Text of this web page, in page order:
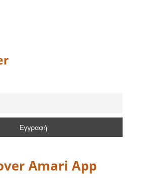
Amari App